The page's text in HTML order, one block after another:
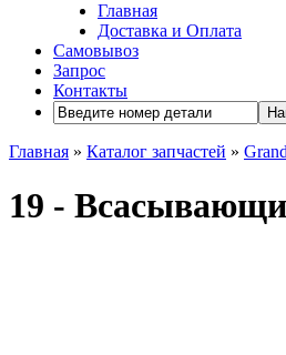
Главная
Доставка и Оплата
Самовывоз
Запрос
Контакты
Главная » Каталог запчастей »
19 -